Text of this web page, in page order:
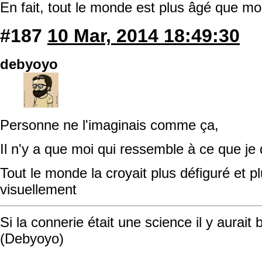
En fait, tout le monde est plus âgé que
#187 10 Mar, 2014 18:49:30
debyoyo
Personne ne l'imaginais comme ça,
Il n'y a que moi qui ressemble à ce que je
Tout le monde la croyait plus défiguré et
visuellement
Si la connerie était une science il y aurait
(Debyoyo)